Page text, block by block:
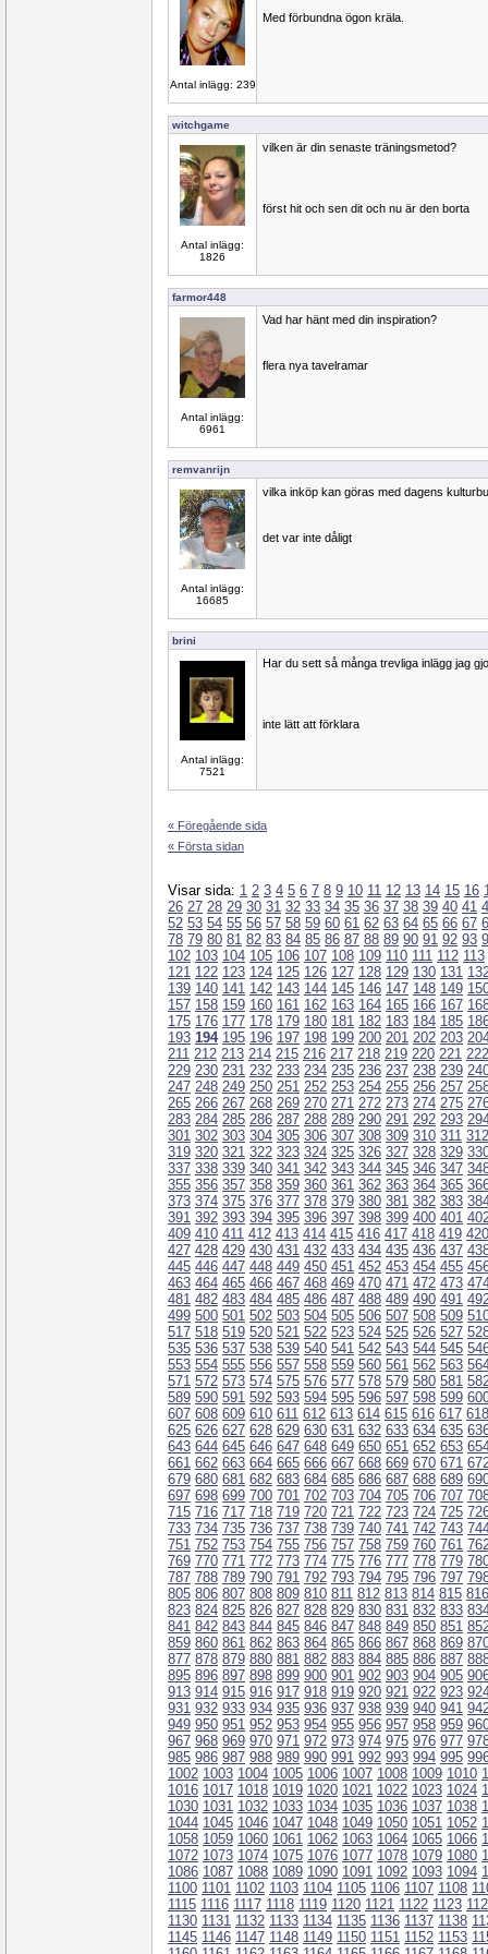
Antal inlägg: 239
Med förbundna ögon kräla.
witchgame
Antal inlägg:
1826
vilken är din senaste träningsmetod?
först hit och sen dit och nu är den borta
farmor448
Antal inlägg:
6961
Vad har hänt med din inspiration?
flera nya tavelramar
remvanrijn
Antal inlägg:
16685
vilka inköp kan göras med dagens
det var inte dåligt
brini
Antal inlägg:
7521
Har du sett så många trevliga inlägg jag
inte lätt att förklara
« Föregående sida
« Första sidan
Visar sida: 1 2 3 4 5 6 7 8 9 10 11 12 13 14 15 16
26 27 28 29 30 31 32 33 34 35 36 37 38 39 40 41
52 53 54 55 56 57 58 59 60 61 62 63 64 65 66 67
78 79 80 81 82 83 84 85 86 87 88 89 90 91 92 93
102 103 104 105 106 107 108 109 110 111 112 113
121 122 123 124 125 126 127 128 129 130 131
139 140 141 142 143 144 145 146 147 148 149
157 158 159 160 161 162 163 164 165 166 167
175 176 177 178 179 180 181 182 183 184 185
193 194 195 196 197 198 199 200 201 202 203
211 212 213 214 215 216 217 218 219 220 221 222
229 230 231 232 233 234 235 236 237 238 239
247 248 249 250 251 252 253 254 255 256 257
265 266 267 268 269 270 271 272 273 274 275
283 284 285 286 287 288 289 290 291 292 293
301 302 303 304 305 306 307 308 309 310 311 312
319 320 321 322 323 324 325 326 327 328 329
337 338 339 340 341 342 343 344 345 346 347
355 356 357 358 359 360 361 362 363 364 365
373 374 375 376 377 378 379 380 381 382 383
391 392 393 394 395 396 397 398 399 400 401
409 410 411 412 413 414 415 416 417 418 419 420
427 428 429 430 431 432 433 434 435 436 437
445 446 447 448 449 450 451 452 453 454 455
463 464 465 466 467 468 469 470 471 472 473
481 482 483 484 485 486 487 488 489 490 491
499 500 501 502 503 504 505 506 507 508 509
517 518 519 520 521 522 523 524 525 526 527
535 536 537 538 539 540 541 542 543 544 545
553 554 555 556 557 558 559 560 561 562 563
571 572 573 574 575 576 577 578 579 580 581
589 590 591 592 593 594 595 596 597 598 599
607 608 609 610 611 612 613 614 615 616 617 618
625 626 627 628 629 630 631 632 633 634 635
643 644 645 646 647 648 649 650 651 652 653
661 662 663 664 665 666 667 668 669 670 671
679 680 681 682 683 684 685 686 687 688 689
697 698 699 700 701 702 703 704 705 706 707
715 716 717 718 719 720 721 722 723 724 725
733 734 735 736 737 738 739 740 741 742 743
751 752 753 754 755 756 757 758 759 760 761
769 770 771 772 773 774 775 776 777 778 779
787 788 789 790 791 792 793 794 795 796 797
805 806 807 808 809 810 811 812 813 814 815 816
823 824 825 826 827 828 829 830 831 832 833
841 842 843 844 845 846 847 848 849 850 851
859 860 861 862 863 864 865 866 867 868 869
877 878 879 880 881 882 883 884 885 886 887
895 896 897 898 899 900 901 902 903 904 905
913 914 915 916 917 918 919 920 921 922 923
931 932 933 934 935 936 937 938 939 940 941
949 950 951 952 953 954 955 956 957 958 959
967 968 969 970 971 972 973 974 975 976 977
985 986 987 988 989 990 991 992 993 994 995
1002 1003 1004 1005 1006 1007 1008 1009 1010
1016 1017 1018 1019 1020 1021 1022 1023 1024
1030 1031 1032 1033 1034 1035 1036 1037 1038
1044 1045 1046 1047 1048 1049 1050 1051 1052
1058 1059 1060 1061 1062 1063 1064 1065 1066
1072 1073 1074 1075 1076 1077 1078 1079 1080
1086 1087 1088 1089 1090 1091 1092 1093 1094
1100 1101 1102 1103 1104 1105 1106 1107 1108
1115 1116 1117 1118 1119 1120 1121 1122 1123
1130 1131 1132 1133 1134 1135 1136 1137 1138
1145 1146 1147 1148 1149 1150 1151 1152 1153